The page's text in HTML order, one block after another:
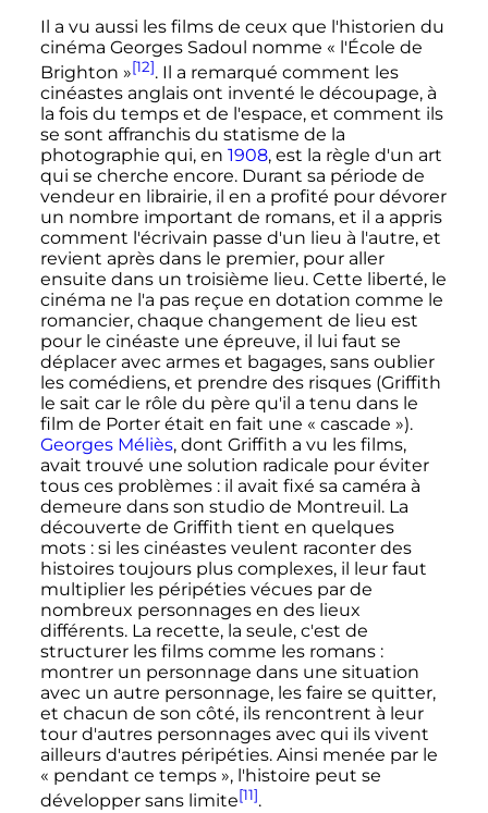
Il a vu aussi les films de ceux que l'historien du
cinéma Georges Sadoul nomme « l'École de
Brighton »[12]. Il a remarqué comment les
cinéastes anglais ont inventé le découpage, à
la fois du temps et de l'espace, et comment ils
se sont affranchis du statisme de la
photographie qui, en 1908, est la règle d'un art
qui se cherche encore. Durant sa période de
vendeur en librairie, il en a profité pour dévorer
un nombre important de romans, et il a appris
comment l'écrivain passe d'un lieu à l'autre, et
revient après dans le premier, pour aller
ensuite dans un troisième lieu. Cette liberté, le
cinéma ne l'a pas reçue en dotation comme le
romancier, chaque changement de lieu est
pour le cinéaste une épreuve, il lui faut se
déplacer avec armes et bagages, sans oublier
les comédiens, et prendre des risques (Griffith
le sait car le rôle du père qu'il a tenu dans le
film de Porter était en fait une « cascade »).
Georges Méliès, dont Griffith a vu les films,
avait trouvé une solution radicale pour éviter
tous ces problèmes : il avait fixé sa caméra à
demeure dans son studio de Montreuil. La
découverte de Griffith tient en quelques
mots : si les cinéastes veulent raconter des
histoires toujours plus complexes, il leur faut
multiplier les péripéties vécues par de
nombreux personnages en des lieux
différents. La recette, la seule, c'est de
structurer les films comme les romans :
montrer un personnage dans une situation
avec un autre personnage, les faire se quitter,
et chacun de son côté, ils rencontrent à leur
tour d'autres personnages avec qui ils vivent
ailleurs d'autres péripéties. Ainsi menée par le
« pendant ce temps », l'histoire peut se
développer sans limite[11].